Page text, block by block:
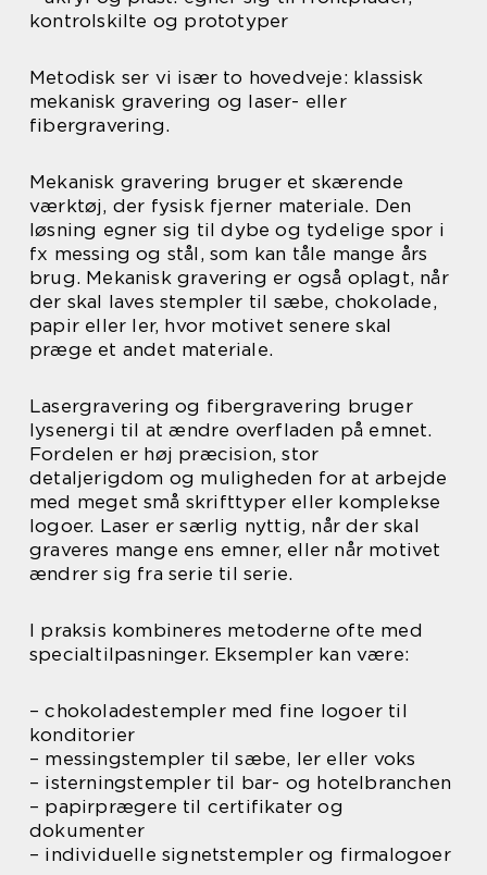
kontrolskilte og prototyper
Metodisk ser vi især to hovedveje: klassisk
mekanisk gravering og laser- eller
fibergravering.
Mekanisk gravering bruger et skærende
værktøj, der fysisk fjerner materiale. Den
løsning egner sig til dybe og tydelige spor i
fx messing og stål, som kan tåle mange års
brug. Mekanisk gravering er også oplagt, når
der skal laves stempler til sæbe, chokolade,
papir eller ler, hvor motivet senere skal
præge et andet materiale.
Lasergravering og fibergravering bruger
lysenergi til at ændre overfladen på emnet.
Fordelen er høj præcision, stor
detaljerigdom og muligheden for at arbejde
med meget små skrifttyper eller komplekse
logoer. Laser er særlig nyttig, når der skal
graveres mange ens emner, eller når motivet
ændrer sig fra serie til serie.
I praksis kombineres metoderne ofte med
specialtilpasninger. Eksempler kan være:
– chokoladestempler med fine logoer til
konditorier
– messingstempler til sæbe, ler eller voks
– isterningstempler til bar- og hotelbranchen
– papirprægere til certifikater og
dokumenter
– individuelle signetstempler og firmalogoer